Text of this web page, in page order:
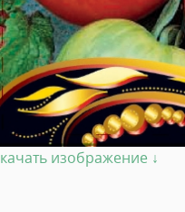
изображение ↓